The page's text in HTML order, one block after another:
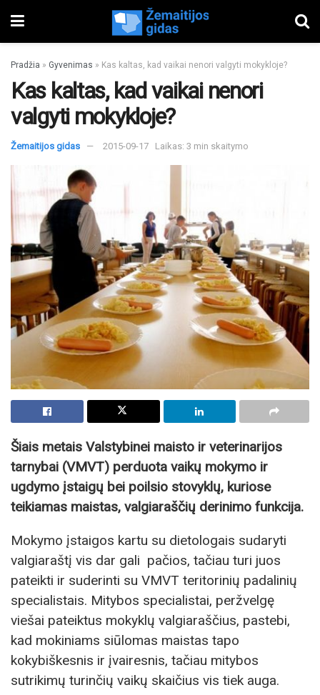
Pradžia » Gyvenimas » Kas kaltas, kad vaikai nenori valgyti mokykloje?
Kas kaltas, kad vaikai nenori
valgyti mokykloje?
Žemaitijos gidas 2015-09-17 Laikas: 3 min skaitymo
Šiais metais Valstybinei maisto ir veterinarijos
tarnybai (VMVT) perduota vaikų mokymo ir
ugdymo įstaigų bei poilsio stovyklų, kuriose
teikiamas maistas, valgiaraščių derinimo funkcija.
Mokymo įstaigos kartu su dietologais sudaryti
valgiaraštį vis dar gali pačios, tačiau turi juos
pateikti ir suderinti su VMVT teritorinių padalinių
specialistais. Mitybos specialistai, peržvelgę
viešai pateiktus mokyklų valgiaraščius, pastebi,
kad mokiniams siūlomas maistas tapo
kokybiškesnis ir įvairesnis, tačiau mitybos
sutrikimų turinčių vaikų skaičius vis tiek auga.